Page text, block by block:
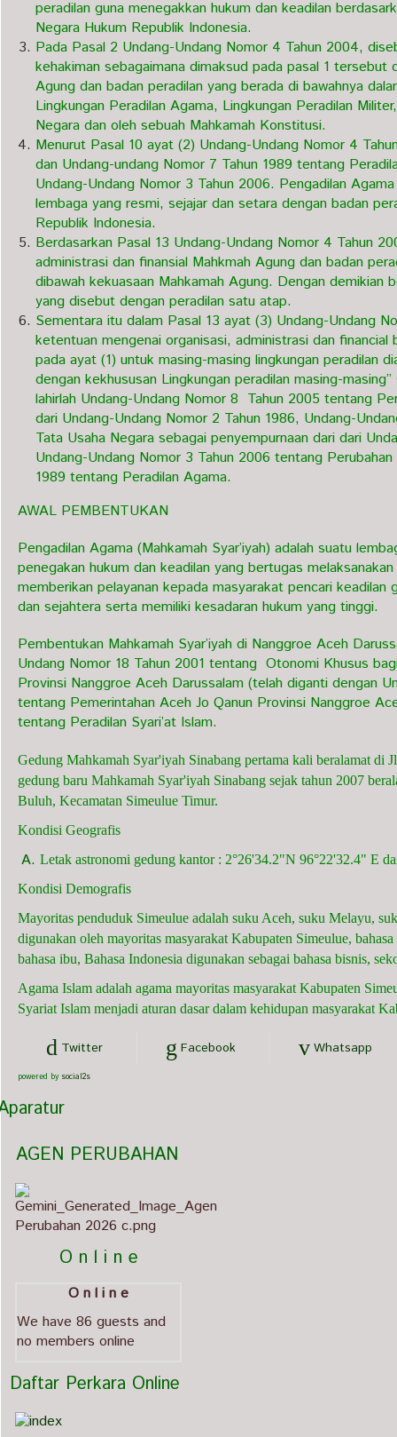
peradilan guna menegakkan hukum dan keadilan
Negara Hukum Republik Indonesia.
Pada Pasal 2 Undang-Undang Nomor 4 Tahun 2004,
kehakiman sebagaimana dimaksud pada pasal 1 tersebut
Agung dan badan peradilan yang berada di bawahnya
Lingkungan Peradilan Agama, Lingkungan Peradilan
Negara dan oleh sebuah Mahkamah Konstitusi.
Menurut Pasal 10 ayat (2) Undang-Undang Nomor 4
dan Undang-undang Nomor 7 Tahun 1989 tentang
Undang-Undang Nomor 3 Tahun 2006. Pengadilan
lembaga yang resmi, sejajar dan setara dengan badan
Republik Indonesia.
Berdasarkan Pasal 13 Undang-Undang Nomor 4 Tahun
administrasi dan finansial Mahkmah Agung dan badan
dibawah kekuasaan Mahkamah Agung. Dengan demikian
yang disebut dengan peradilan satu atap.
Sementara itu dalam Pasal 13 ayat (3) Undang-Undang
ketentuan mengenai organisasi, administrasi dan financial
pada ayat (1) untuk masing-masing lingkungan peradilan
dengan kekhususan Lingkungan peradilan masing-
lahirlah Undang-Undang Nomor 8 Tahun 2005 tentang
dari Undang-Undang Nomor 2 Tahun 1986, Undang-
Tata Usaha Negara sebagai penyempurnaan dari dari
Undang-Undang Nomor 3 Tahun 2006 tentang
1989 tentang Peradilan Agama.
AWAL PEMBENTUKAN
Pengadilan Agama (Mahkamah Syar’iyah) adalah suatu
penegakan hukum dan keadilan yang bertugas
memberikan pelayanan kepada masyarakat pencari keadilan
dan sejahtera serta memiliki kesadaran hukum yang tinggi.
Pembentukan Mahkamah Syar’iyah di Nanggroe Aceh
Undang Nomor 18 Tahun 2001 tentang Otonomi Khusus
Provinsi Nanggroe Aceh Darussalam (telah diganti dengan
tentang Pemerintahan Aceh Jo Qanun Provinsi Nanggroe
tentang Peradilan Syari’at Islam.
Gedung Mahkamah Syar'iyah Sinabang pertama kali beralamat di
gedung baru Mahkamah Syar'iyah Sinabang sejak tahun 2007
Buluh, Kecamatan Simeulue Timur.
Kondisi Geografis
Letak astronomi gedung kantor : 2°26'34.2"N 96°22'32.4" E
Kondisi Demografis
Mayoritas penduduk Simeulue adalah suku Aceh, suku Melayu,
digunakan oleh mayoritas masyarakat Kabupaten Simeulue,
bahasa ibu, Bahasa Indonesia digunakan sebagai bahasa bisnis,
Agama Islam adalah agama mayoritas masyarakat Kabupaten
Syariat Islam menjadi aturan dasar dalam kehidupan masyarakat
Twitter Facebook Whatsapp
powered by social2s
Hakim
          O n l i n e
O n l i n e
We have 86 guests and
no members online
  Daftar Perkara Online